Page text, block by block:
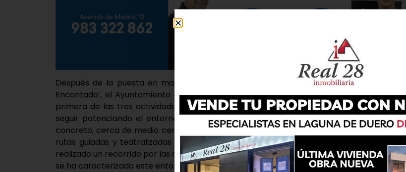
Después de la puesta en marcha, el pasado mes de diciembre, del proyecto ‘El Lago
Encantado’, el Ayuntamiento de Laguna de Duero ha retomado esta propuesta con la
primera de las tres actividades que se desarrollarán esta primavera con el objetivo de
seguir potenciando el entorno del lago con una oferta familiar de ocio innovadora. En
concreto, cerca de medio centenar de personas han participado este domingo en unas
rutas guiadas y teatralizadas dirigidas al público de todas las edades en las que se ha
realizado un recorrido por las distintas esculturas, muchas de ellas renovadas, con las que
se ha caracterizado este entorno natural.